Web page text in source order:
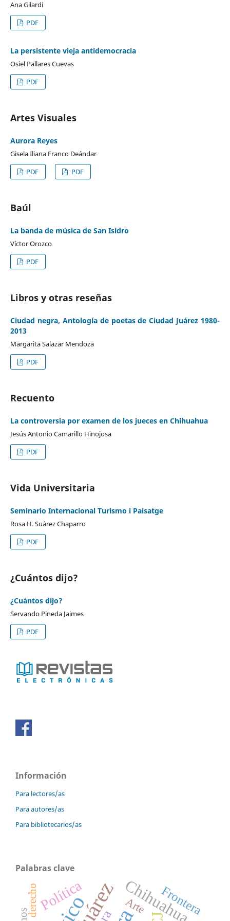
Ana Gilardi
PDF
La persistente vieja antidemocracia
Osiel Pallares Cuevas
PDF
Artes Visuales
Aurora Reyes
Gisela Iliana Franco Deándar
PDF
PDF
Baúl
La banda de música de San Isidro
Víctor Orozco
PDF
Libros y otras reseñas
Ciudad negra, Antología de poetas de Ciudad Juárez 1980-
2013
Margarita Salazar Mendoza
PDF
Recuento
La controversia por examen de los jueces en Chihuahua
Jesús Antonio Camarillo Hinojosa
PDF
Vida Universitaria
Seminario Internacional Turismo i Paisatge
Rosa H. Suárez Chaparro
PDF
¿Cuántos dijo?
¿Cuántos dijo?
Servando Pineda Jaimes
PDF
Información
Para lectores/as
Para autores/as
Para bibliotecarios/as
Palabras clave
Chihuahua
Política Frontera
Arte
derecho